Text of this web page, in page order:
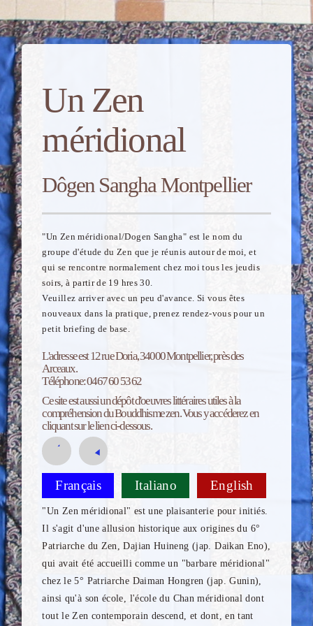
Un Zen
méridional
Dôgen Sangha Montpellier
"Un Zen méridional/Dogen Sangha" est le nom du
groupe d'étude du Zen que je réunis autour de moi, et
qui se rencontre normalement chez moi tous les jeudis
soirs, à partir de 19 hres 30.
Veuillez arriver avec un peu d'avance. Si vous êtes
nouveaux dans la pratique, prenez rendez-vous pour un
petit briefing de base.
L'adresse est 12 rue Doria, 34000 Montpellier, près des
Arceaux.
Téléphone: 0467 60 53 62
Ce site est aussi un dépôt d'oeuvres littéraires utiles à la
compréhension du Bouddhisme zen. Vous y accéderez en
cliquant sur le lien ci-dessous.
Français Italiano English
"Un Zen méridional" est une plaisanterie pour initiés.
Il s'agit d'une allusion historique aux origines du 6°
Patriarche du Zen, Dajian Huineng (jap. Daikan Eno),
qui avait été accueilli comme un "barbare méridional"
chez le 5° Patriarche Daiman Hongren (jap. Gunin),
ainsi qu'à son école, l'école du Chan méridional dont
tout le Zen contemporain descend, et dont, en tant